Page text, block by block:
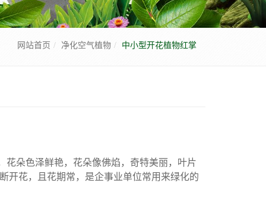
网站首页 净化空气植物 中小型开花植物红掌
花朵色泽鲜艳，花朵像佛焰，奇特美丽，叶片
开花，且花期常，是企事业单位常用来绿化的